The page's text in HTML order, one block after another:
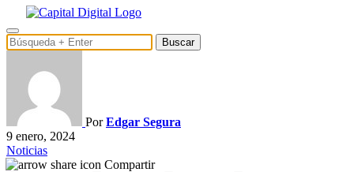
Buscar
PorEdgar Segura
9 enero, 2024
Noticias
Compartir